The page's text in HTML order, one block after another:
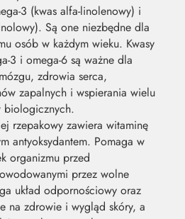
3 (kwas alfa-linolenowy) i
Są one niezbędne dla
osób w każdym wieku. Kwasy
3 i omega-6 są ważne dla
zdrowia serca,
zapalnych i wspierania wielu
biologicznych.
rzepakowy zawiera witaminę
antyoksydantem. Pomaga w
organizmu przed
przez wolne
układ odpornościowy oraz
na zdrowie i wygląd skóry, a